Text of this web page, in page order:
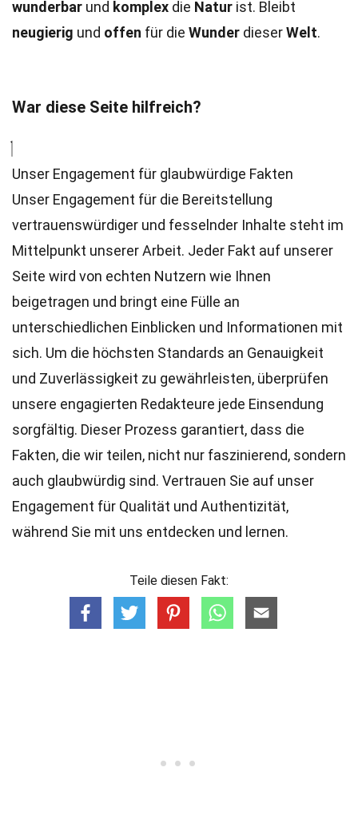
wunderbar und komplex die Natur ist. Bleibt
neugierig und offen für die Wunder dieserWelt.
War diese Seite hilfreich?
Unser Engagement für glaubwürdige Fakten
Unser Engagement für die Bereitstellung
vertrauenswürdiger und fesselnder Inhalte steht im
Mittelpunkt unserer Arbeit. Jeder Fakt auf unserer
Seite wird von echten Nutzern wie Ihnen
beigetragen und bringt eine Fülle an
unterschiedlichen Einblicken und Informationen mit
sich. Um die höchsten Standards an Genauigkeit
und Zuverlässigkeit zu gewährleisten, überprüfen
unsere engagierten Redakteure jede Einsendung
sorgfältig. Dieser Prozess garantiert, dass die
Fakten, die wir teilen, nicht nur faszinierend, sondern
auch glaubwürdig sind. Vertrauen Sie auf unser
Engagement für Qualität und Authentizität,
während Sie mit uns entdecken und lernen.
Teile diesen Fakt: